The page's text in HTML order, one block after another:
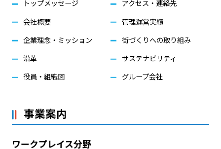
トップメッセージ
会社概要
企業理念・ミッション
沿革
役員・組織図
アクセス・連絡先
管理運営実績
街づくりへの取り組み
サステナビリティ
グループ会社
事業案内
ワークプレイス分野